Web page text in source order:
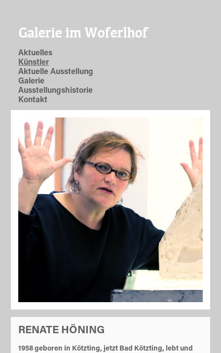
Galerie im Woferlhof
Aktuelles
Künstler
Aktuelle Ausstellung
Galerie
Ausstellungshistorie
Kontakt
RENATE HÖNING
1958 geboren in Kötzting, jetzt Bad Kötzting, lebt und